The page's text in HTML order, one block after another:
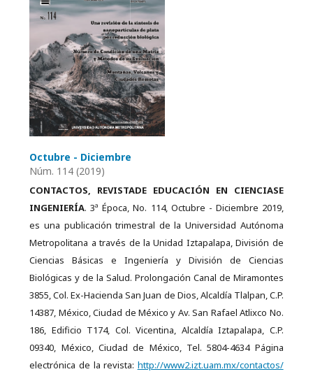
Octubre - Diciembre
Núm. 114 (2019)
CONTACTOS, REVISTADE EDUCACIÓN EN CIENCIASE
INGENIERÍA. 3ª Época, No. 114, Octubre - Diciembre 2019,
es una publicación trimestral de la Universidad Autónoma
Metropolitana a través de la Unidad Iztapalapa, División de
Ciencias Básicas e Ingeniería y División de Ciencias
Biológicas y de la Salud. Prolongación Canal de Miramontes
3855, Col. Ex-Hacienda San Juan de Dios, Alcaldía Tlalpan, C.P.
14387, México, Ciudad de México y Av. San Rafael Atlixco No.
186, Edificio T174, Col. Vicentina, Alcaldía Iztapalapa, C.P.
09340, México, Ciudad de México, Tel. 5804-4634 Página
electrónica de la revista: http://www2.izt.uam.mx/contactos/